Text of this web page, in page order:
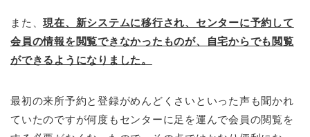
また、現在、新システムに移行され、センターに予約して
会員の情報を閲覧できなかったものが、自宅からでも閲覧
ができるようになりました。
最初の来所予約と登録がめんどくさいといった声も聞かれ
ていたのですが何度もセンターに足を運んで会員の閲覧を